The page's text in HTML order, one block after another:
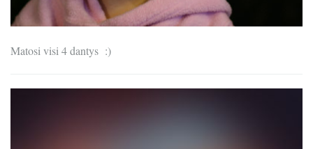
Matosi visi 4 dantys :)